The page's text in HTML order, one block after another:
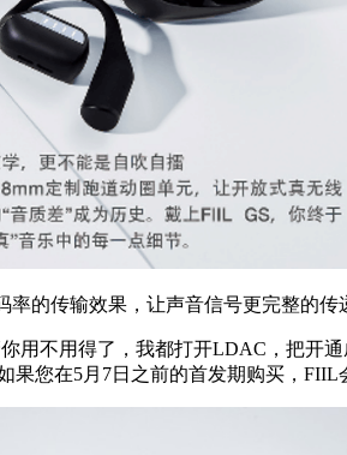
的传输效果，让声音信号更完整的传
不用得了，我都打开LDAC，把开
果您在5月7日之前的首发期购买，FIIL